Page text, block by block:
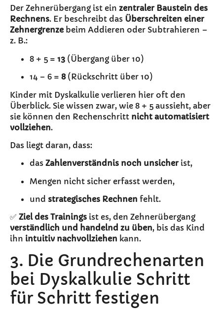
Der Zehnerübergang ist ein zentraler Baustein des
Rechnens. Er beschreibt das Überschreiten einer
Zehnergrenze beim Addieren oder Subtrahieren –
z. B.:
8 + 5 = 13 (Übergang über 10)
14 – 6 = 8(Rückschritt über 10)
Kinder mit Dyskalkulie verlieren hier oft den
Überblick. Sie wissen zwar, wie 8 + 5 aussieht, aber
sie können den Rechenschritt nicht automatisiert
vollziehen.
Das liegt daran, dass:
das Zahlenverständnis noch unsicherist,
Mengen nicht sicher erfasst werden,
und strategisches Rechnen fehlt.
✅ Ziel des Trainings ist es, den Zehnerübergang
verständlich und handelnd zu üben, bis das Kind
ihn intuitiv nachvollziehen kann.
3. Die Grundrechenarten
bei Dyskalkulie Schritt
für Schritt festigen